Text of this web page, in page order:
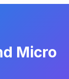
Micro